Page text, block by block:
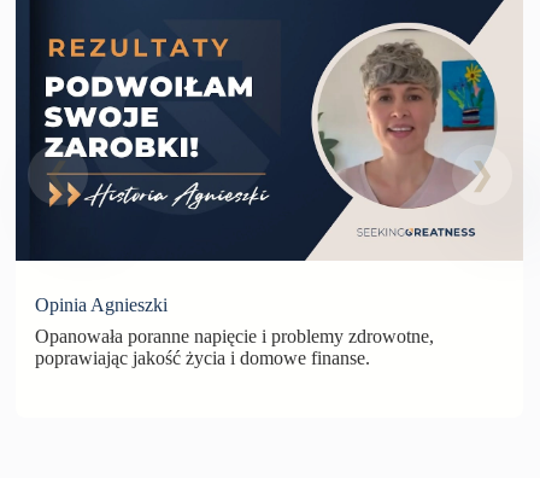
Opinia Agnieszki
Opanowała poranne napięcie i problemy zdrowotne,
poprawiając jakość życia i domowe finanse.